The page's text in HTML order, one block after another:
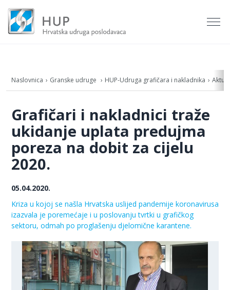
Naslovnica Granske udruge HUP-Udruga grafičara i nakladnika
Grafičari i nakladnici traže
ukidanje uplata predujma
poreza na dobit za cijelu
2020.
05.04.2020.
Kriza u kojoj se našla Hrvatska uslijed pandemije koronavirusa
izazvala je poremećaje i u poslovanju tvrtki u grafičkog
sektoru, odmah po proglašenju djelomične karantene.